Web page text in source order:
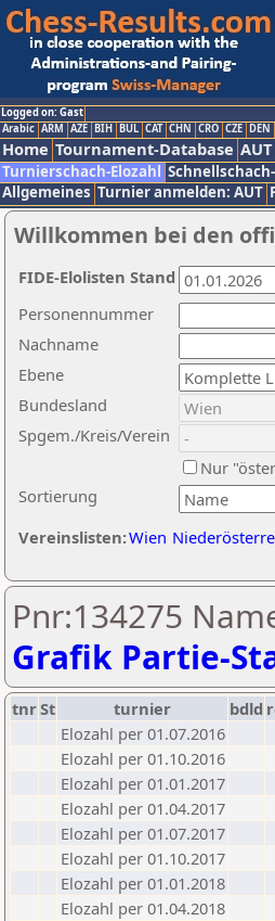
Logged on: Gast
Arabic ARM AZE BIH BUL CAT CHN CRO CZE DEN
Home Tournament-Database
Turnierschach-Elozahl
Allgemeines Turnier anmelden: AUT
Willkommen bei den
Nachname
Ebene
Sortierung
Personennummer
Bundesland
Spgem./Kreis/Verein
Nur
Vereinslisten:Wien
FIDE-Elolisten Stand
Pnr:134275
Grafik Partie-
tnrSt turnier bdld
Elozahl per 01.07.2016
Elozahl per 01.10.2016
Elozahl per 01.01.2017
Elozahl per 01.04.2017
Elozahl per 01.07.2017
Elozahl per 01.10.2017
Elozahl per 01.01.2018
Elozahl per 01.04.2018